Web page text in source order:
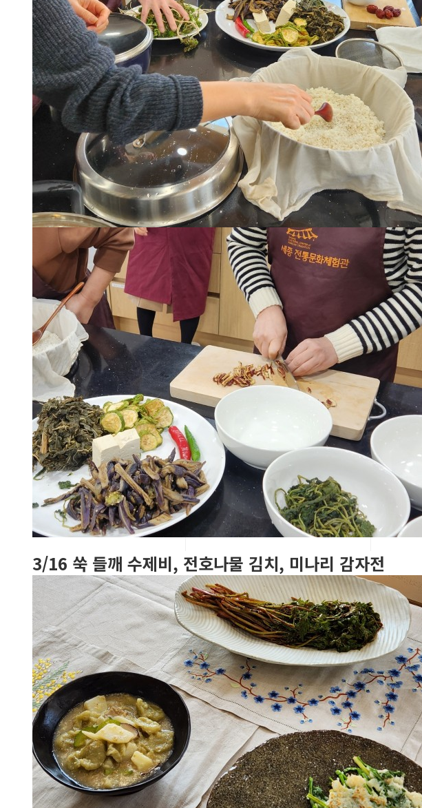
3/16 쑥 들깨 수제비, 전호나물 김치, 미나리 감자전